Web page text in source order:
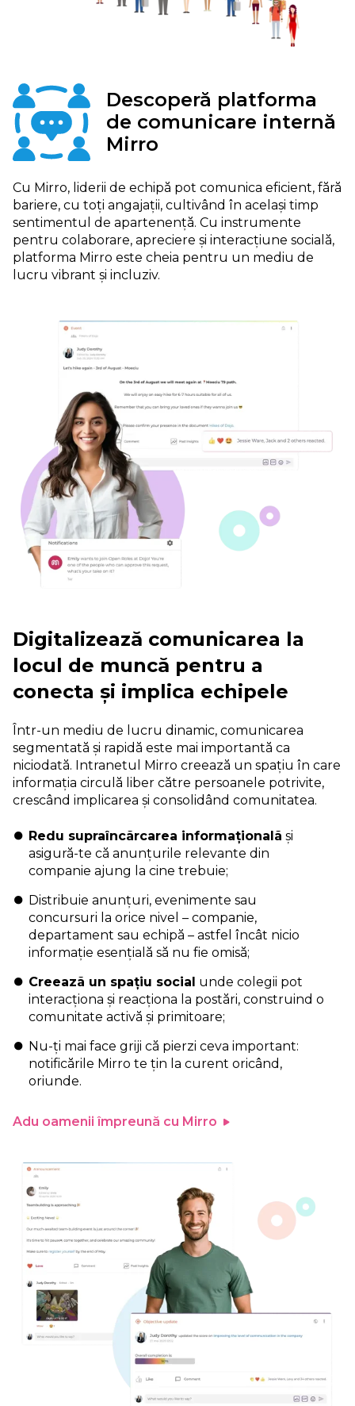
Descoperă platforma
de comunicare internă
Mirro
Cu Mirro, liderii de echipă pot comunica eficient, fără
bariere, cu toți angajații, cultivând în același timp
sentimentul de apartenență. Cu instrumente
pentru colaborare, apreciere și interacțiune socială,
platforma Mirro este cheia pentru un mediu de
lucru vibrant și incluziv.
Digitalizează comunicarea la
locul de muncă pentru a
conecta și implica echipele
Într-un mediu de lucru dinamic, comunicarea
segmentată și rapidă este mai importantă ca
niciodată. Intranetul Mirro creează un spațiu în care
informația circulă liber către persoanele potrivite,
crescând implicarea și consolidând comunitatea.
Redu supraîncărcarea informațională și
asigură-te că anunțurile relevante din
companie ajung la cine trebuie;
Distribuie anunțuri, evenimente sau
concursuri la orice nivel – companie,
departament sau echipă – astfel încât nicio
informație esențială să nu fie omisă;
Creează un spațiu social unde colegii pot
interacționa și reacționa la postări, construind o
comunitate activă și primitoare;
Nu-ți mai face griji că pierzi ceva important:
notificările Mirro te țin la curent oricând,
oriunde.
Adu oamenii împreună cu Mirro